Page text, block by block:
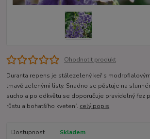
Ohodnotit produkt
Duranta repens je stálezelený keř s
tmavě zelenými listy. Snadno se pěstuje na
sucho a po odkvětu se doporučuje pravidelný řez
růstu a bohatšího kvetení. celý popis
Dostupnost
Skladem